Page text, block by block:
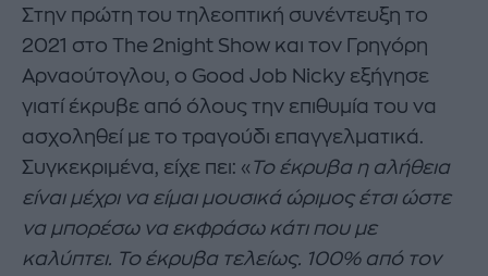
Στην πρώτη του τηλεοπτική συνέντευξη το
2021 στο The 2night Show και τον Γρηγόρη
Αρναούτογλου, o Good Job Nicky εξήγησε
γιατί έκρυβε από όλους την επιθυμία του να
ασχοληθεί με το τραγούδι επαγγελματικά.
Συγκεκριμένα, είχε πει: «Το έκρυβα η αλήθεια
είναι μέχρι να είμαι μουσικά ώριμος έτσι ώστε
να μπορέσω να εκφράσω κάτι που με
καλύπτει. Το έκρυβα τελείως. 100% από τον